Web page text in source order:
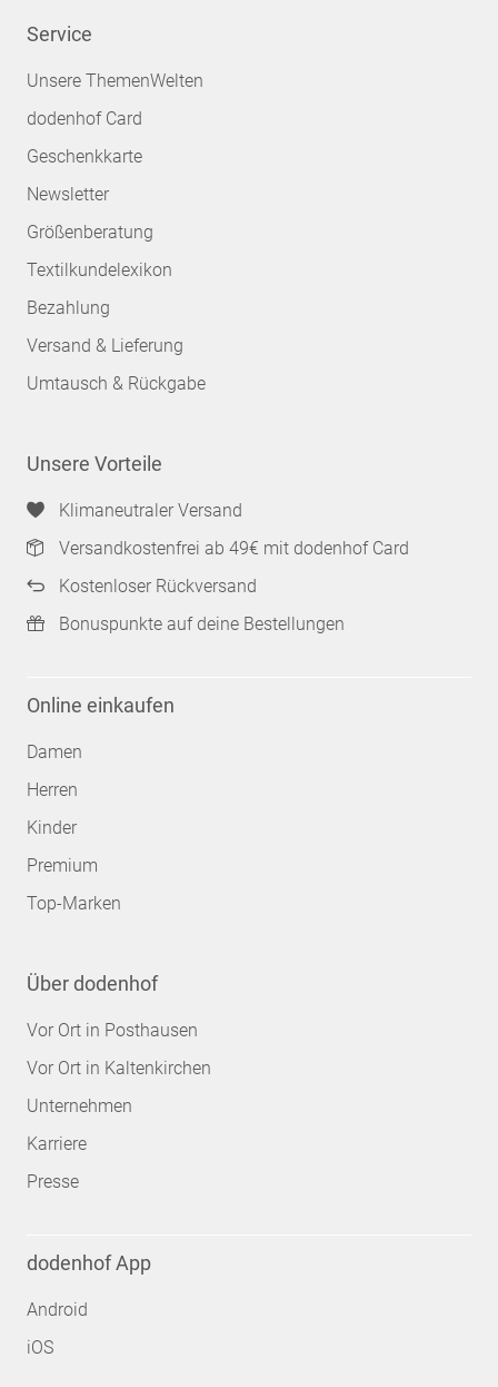
Service
Unsere ThemenWelten
dodenhof Card
Geschenkkarte
Newsletter
Größenberatung
Textilkundelexikon
Bezahlung
Versand & Lieferung
Umtausch & Rückgabe
Unsere Vorteile
Klimaneutraler Versand
Versandkostenfrei ab 49€ mit dodenhof Card
Kostenloser Rückversand
Bonuspunkte auf deine Bestellungen
Online einkaufen
Damen
Herren
Kinder
Premium
Top-Marken
Über dodenhof
Vor Ort in Posthausen
Vor Ort in Kaltenkirchen
Unternehmen
Karriere
Presse
dodenhof App
Android
iOS